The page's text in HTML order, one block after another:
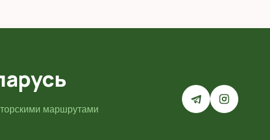
маршрутами